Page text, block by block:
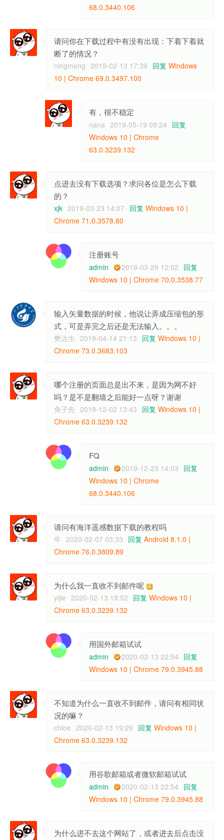
68.0.3440.106
请问你在下载过程中有没有出现：下着下着就
断了的情况？
ningmeng 2019-02-13 17:39 回复 Windows
10 | Chrome 69.0.3497.100
有，很不稳定
nana 2019-05-19 09:24 回复
Windows 10 | Chrome
63.0.3239.132
点进去没有下载选项？求问各位是怎么下载
的？
xjk 2019-03-23 14:07 回复 Windows 10 |
Chrome 71.0.3578.80
注册账号
admin 2019-03-29 12:02 回复
Windows 10 | Chrome 70.0.3538.77
输入矢量数据的时候，他说让弄成压缩包的形
式，可是弄完之后还是无法输入。。。
樊达生 2019-04-14 21:13 回复 Windows 10 |
Chrome 73.0.3683.103
哪个注册的页面总是出不来，是因为网不好
吗？是不是翻墙之后能好一点呀？谢谢
免子先 2019-12-02 13:43 回复 Windows 10 |
Chrome 63.0.3239.132
FQ
admin 2019-12-23 14:03 回复
Windows 10 | Chrome
68.0.3440.106
请问有海洋遥感数据下载的教程吗
年 2020-02-07 03:33 回复 Android 8.1.0 |
Chrome 76.0.3809.89
为什么我一直收不到邮件呢
yijie 2020-02-13 18:52 回复 Windows 10 |
Chrome 63.0.3239.132
用国外邮箱试试
admin 2020-02-13 22:54 回复
Windows 10 | Chrome 79.0.3945.88
不知道为什么一直收不到邮件，请问有相同状
况的嘛？
chloe 2020-02-13 19:29 回复 Windows 10 |
Chrome 63.0.3239.132
用谷歌邮箱或者微软邮箱试试
admin 2020-02-13 22:54 回复
Windows 10 | Chrome 79.0.3945.88
为什么进不去这个网站了，或者进去后点击没